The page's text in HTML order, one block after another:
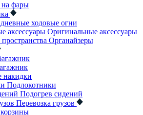
на фары
ходовые огни
Оригинальные аксессуары
Органайзеры
накидки
Подлокотники
Подогрев сидений
Перевозка грузов